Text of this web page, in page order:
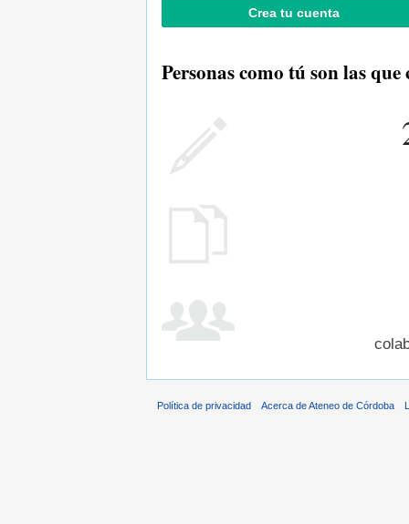
Personas como tú son las
Política de privacidad Acerca de Ateneo de Córdoba